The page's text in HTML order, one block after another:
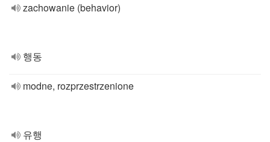
zachowanie (behavior)
행동
modne, rozprzestrzenione
유행